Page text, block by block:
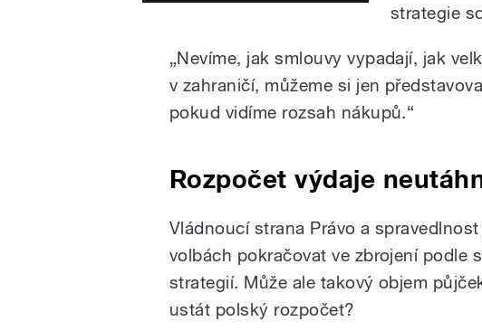
strategie
„Nevíme, jak smlouvy vypadají, jak
v zahraničí, můžeme si jen
pokud vidíme rozsah nákupů.“
Rozpočet výdaje
Vládnoucí strana Právo a
volbách pokračovat ve zbrojení podle
strategií. Může ale takový objem
ustát polský rozpočet?